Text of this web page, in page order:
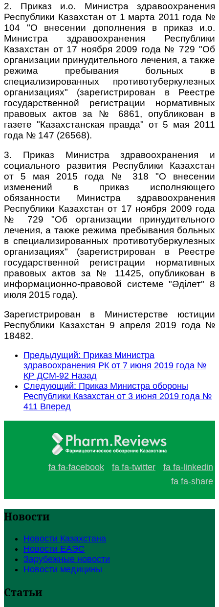
2. Приказ и.о. Министра здравоохранения
Республики Казахстан от 1 марта 2011 года №
104 "О внесении дополнения в приказ и.о.
Министра здравоохранения Республики
Казахстан от 17 ноября 2009 года № 729 "Об
организации принудительного лечения, а также
режима пребывания больных в
специализированных противотуберкулезных
организациях" (зарегистрирован в Реестре
государственной регистрации нормативных
правовых актов за № 6861, опубликован в
газете "Казахстанская правда" от 5 мая 2011
года № 147 (26568).
3. Приказ Министра здравоохранения и
социального развития Республики Казахстан
от 5 мая 2015 года № 318 "О внесении
изменений в приказ исполняющего
обязанности Министра здравоохранения
Республики Казахстан от 17 ноября 2009 года
№ 729 "Об организации принудительного
лечения, а также режима пребывания больных
в специализированных противотуберкулезных
организациях" (зарегистрирован в Реестре
государственной регистрации нормативных
правовых актов за № 11425, опубликован в
информационно-правовой системе "Әділет" 8
июля 2015 года).
Зарегистрирован в Министерстве юстиции
Республики Казахстан 9 апреля 2019 года №
18482.
Предыдущий: Приказ Министра
здравоохранения РК от 7 июня 2019 года №
ҚР ДСМ-92 Назад
Следующий: Приказ Министра обороны
Республики Казахстан от 3 июня 2019 года №
411 Вперед
fa fa-facebook fa fa-twitter
fa fa-linkedin
fa fa-share
Новости
Новости Казахстана
Новости ЕАЭС
Зарубежные новости
Новости медицины
Статьи